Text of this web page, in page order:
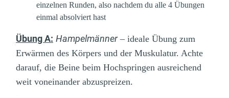
einzelnen Runden, also nachdem du alle 4 Übungen
einmal absolviert hast
Übung A: Hampelmänner– ideale Übung zum
Erwärmen des Körpers und der Muskulatur. Achte
darauf, die Beine beim Hochspringen ausreichend
weit voneinander abzuspreizen.